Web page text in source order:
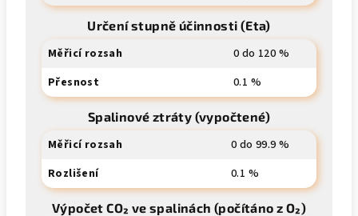
Určení stupně účinnosti (Eta)
Měřicí rozsah
0 do 120 %
Přesnost
0.1 %
Spalinové ztráty (vypočtené)
Měřicí rozsah
0 do 99.9 %
Rozlišení
0.1 %
Výpočet CO₂ ve spalinách (počítáno z O₂)